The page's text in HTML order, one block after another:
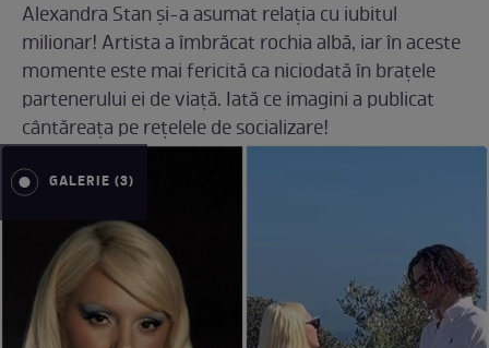
Alexandra Stan și-a asumat relația cu iubitul
milionar! Artista a îmbrăcat rochia albă, iar în aceste
momente este mai fericită ca niciodată în brațele
partenerului ei de viață. Iată ce imagini a publicat
cântăreața pe rețelele de socializare!
GALERIE (3)